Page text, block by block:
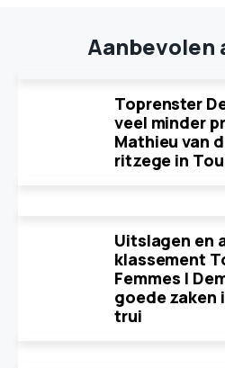
Aanbevolen
Toprenster
veel minder
Mathieu van
ritzege in
Uitslagen en
klassement
Femmes |
goede zaken
trui